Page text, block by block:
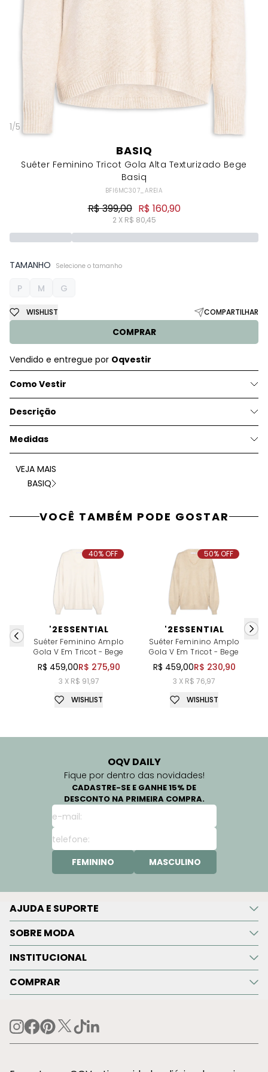
1/5
BASIQ
Suéter Feminino Tricot Gola Alta Texturizado Bege
Basiq
BFI6MC307_AREIA
R$ 399,00 R$ 160,90
2 X R$ 80,45
TAMANHO Selecione o tamanho
P M G
COMPRAR
WISHLIST COMPARTILHAR
Vendido e entregue por Oqvestir
Como Vestir
Descrição
Medidas
VEJA MAIS
BASIQ
VOCÊ TAMBÉM PODE GOSTAR
'2ESSENTIAL
Suéter Feminino Amplo
Gola V Em Tricot - Bege
R$ 459,00R$ 275,90
3 X R$ 91,97
40% OFF
WISHLIST
'2ESSENTIAL
Suéter Feminino Amplo
Gola V Em Tricot - Bege
R$ 459,00R$ 230,90
3 X R$ 76,97
50% OFF
WISHLIST
OQV DAILY
Fique por dentro das novidades!
CADASTRE-SE E GANHE 15% DE
DESCONTO NA PRIMEIRA COMPRA.
FEMININO MASCULINO
AJUDA E SUPORTE
SOBRE MODA
INSTITUCIONAL
COMPRAR